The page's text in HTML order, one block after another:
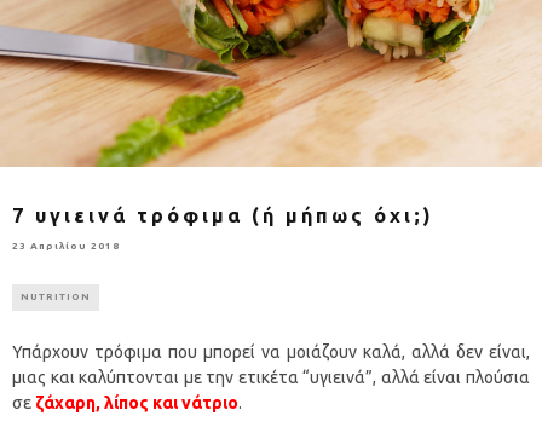
7 υγιεινά τρόφιμα (ή μήπως όχι;)
23 Απριλίου 2018
NUTRITION
Υπάρχουν τρόφιμα που μπορεί να μοιάζουν καλά, αλλά δεν είναι,
μιας και καλύπτονται με την ετικέτα “υγιεινά”, αλλά είναι πλούσια
σε ζάχαρη, λίπος και νάτριο.